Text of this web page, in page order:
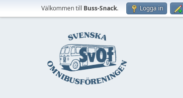
Välkommen till Buss-Snack. Logga in